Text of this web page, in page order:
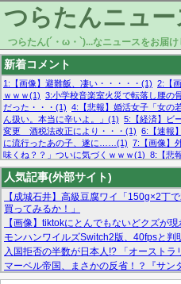
つらたんニュー
つらたん(´・ω・`)...なニュースをお届け
新着コメント
1:【画像】避難飯、凄い・・・・・(1) 2:【
ｗｗｗ(1) 3:小学校音楽室火災で転落し腰の
だった・・・(1) 4:【悲報】婚活女子「女の
ん扱い。本当に辛いよ。」(1) 5:【経済】ビ
変更 酒税法改正により・・・(1) 6:【速報
に流行ったあの子、遂に……(1) 7:【画像】
味くね？？」ついに気づくｗｗｗ(1) 8:【悲
る・・・(1) 9:欧州委員長「原発縮小は間違
足、限界突破 52%「正社員も足りてません
人気記事(外部サイト)
【成城石井】高級豆腐ワイ「150g×2丁
買ってみるか！」
【画像】tiktokにとんでもないどクズが現
モンハンワイルズSwitch2版、40fpsと判
入国拒否の半数が日本人!? 「オーストラ
マーベル帝国、まさかの反省！？『サ
ニーCEOの「量より質」宣言の裏で渦